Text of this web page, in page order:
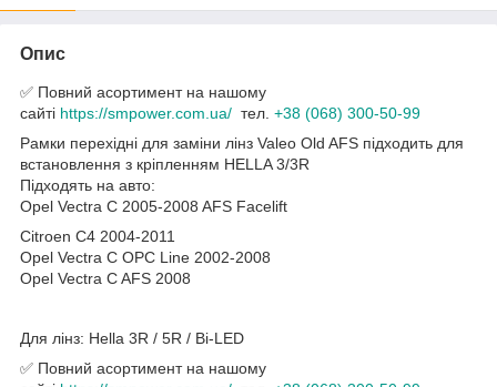
Опис
✅ Повний асортимент на нашому
сайті https://smpower.com.ua/ тел. +38 (068) 300-50-99
Рамки перехідні для заміни лінз Valeo Old AFS підходить для
встановлення з кріпленням HELLA 3/3R
Підходять на авто:
Opel Vectra C 2005-2008 AFS Facelift
Citroen C4 2004-2011
Opel Vectra C OPC Line 2002-2008
Opel Vectra C AFS 2008
Для лінз: Hella 3R / 5R / Bi-LED
✅ Повний асортимент на нашому